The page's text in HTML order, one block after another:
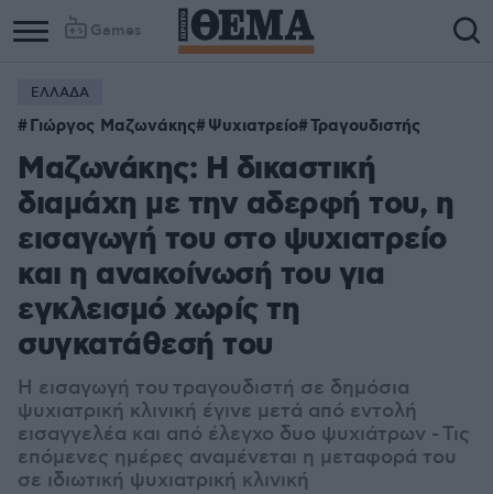
Games
ΕΛΛΑΔΑ
Γιώργος Μαζωνάκης Ψυχιατρείο Τραγουδιστής
Μαζωνάκης: Η δικαστική
διαμάχη με την αδερφή του, η
εισαγωγή του στο ψυχιατρείο
και η ανακοίνωσή του για
εγκλεισμό χωρίς τη
συγκατάθεσή του
Η εισαγωγή του τραγουδιστή σε δημόσια
ψυχιατρική κλινική έγινε μετά από εντολή
εισαγγελέα και από έλεγχο δυο ψυχιάτρων - Τις
επόμενες ημέρες αναμένεται η μεταφορά του
σε ιδιωτική ψυχιατρική κλινική